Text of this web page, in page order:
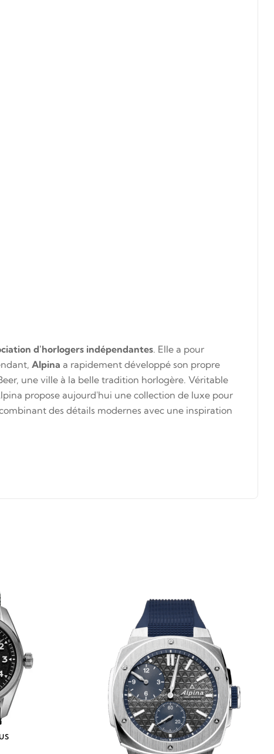
d'horlogers indépendantes. Elle a pour
Alpina a rapidement développé son propre
une ville à la belle tradition horlogère. Véritable
propose aujourd'hui une collection de luxe pour
des détails modernes avec une inspiration